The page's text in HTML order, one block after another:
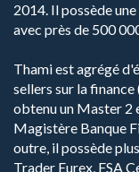
2014. Il possède
avec près de 500
Thami est agrégé
sellers sur la
obtenu un Master 2
Magistère Banque
outre, il possède
Trader Eurex, FSA